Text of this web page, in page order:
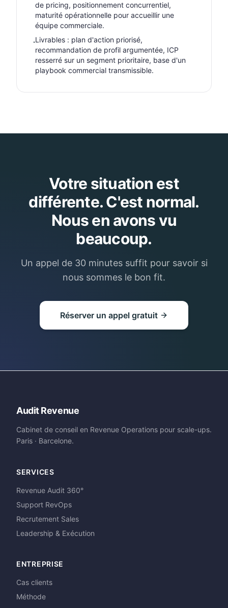
de pricing, positionnement concurrentiel,
maturité opérationnelle pour accueillir une
équipe commerciale.
·Livrables : plan d'action priorisé,
recommandation de profil argumentée, ICP
resserré sur un segment prioritaire, base d'un
playbook commercial transmissible.
Votre situation est
différente. C'est normal.
Nous en avons vu
beaucoup.
Un appel de 30 minutes suffit pour savoir si
nous sommes le bon fit.
Réserver un appel gratuit
Audit Revenue
Cabinet de conseil en Revenue Operations pour scale-ups.
Paris · Barcelone.
SERVICES
Revenue Audit 360°
Support RevOps
Recrutement Sales
Leadership & Exécution
ENTREPRISE
Cas clients
Méthode